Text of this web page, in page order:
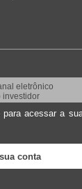
eletrônico
investidor
acessar a
conta